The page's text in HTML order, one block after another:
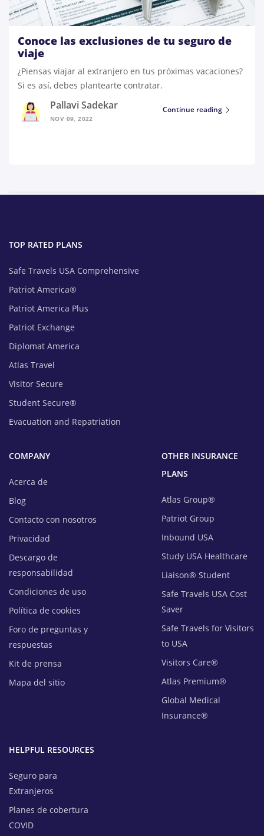
Conoce las exclusiones de tu seguro de
viaje
¿Piensas viajar al extranjero en tus próximas vacaciones?
Si es así, debes plantearte contratar.
Pallavi Sadekar
NOV 09, 2022
Continue reading
TOP RATED PLANS
Safe Travels USA Comprehensive
Patriot America®
Patriot America Plus
Patriot Exchange
Diplomat America
Atlas Travel
Visitor Secure
Student Secure®
Evacuation and Repatriation
OTHER INSURANCE
PLANS
Atlas Group®
Patriot Group
Inbound USA
Study USA Healthcare
Liaison® Student
Safe Travels USA Cost
Saver
Safe Travels for Visitors
to USA
Visitors Care®
Atlas Premium®
Global Medical
Insurance®
COMPANY
Acerca de
Blog
Contacto con nosotros
Privacidad
Descargo de
responsabilidad
Condiciones de uso
Política de cookies
Foro de preguntas y
respuestas
Kit de prensa
Mapa del sitio
HELPFUL RESOURCES
Seguro para
Extranjeros
Planes de cobertura
COVID